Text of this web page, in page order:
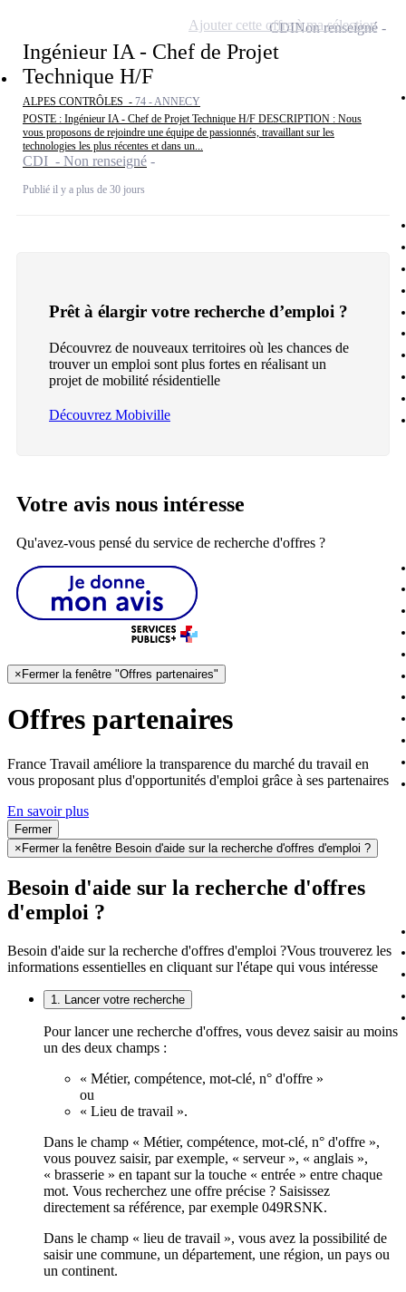
Ingénieur IA - Chef de Projet
Technique H/F
ALPES CONTRÔLES - 74 - ANNECY
POSTE : Ingénieur IA - Chef de Projet Technique H/F DESCRIPTION : Nous
vous proposons de rejoindre une équipe de passionnés, travaillant sur les
technologies les plus récentes et dans un...
CDI - Non renseigné
Publié il y a plus de 30 jours
CDINon renseigné
Ajouter cette offre à ma sélection
Prêt à élargir votre recherche d’emploi ?
Découvrez de nouveaux territoires où les chances de
trouver un emploi sont plus fortes en réalisant un
projet de mobilité résidentielle
Découvrez Mobiville
Votre avis nous intéresse
Qu'avez-vous pensé du service de recherche d'offres ?
× Fermer la fenêtre "Offres partenaires"
Offres partenaires
France Travail améliore la transparence du marché du travail en
vous proposant plus d'opportunités d'emploi grâce à ses partenaires
En savoir plus
Fermer
× Fermer la fenêtre Besoin d'aide sur la recherche d'offres d'emploi ?
Besoin d'aide sur la recherche d'offres
d'emploi ?
Besoin d'aide sur la recherche d'offres d'emploi ?Vous trouverez les
informations essentielles en cliquant sur l'étape qui vous intéresse
1. Lancer votre recherche
Pour lancer une recherche d'offres, vous devez saisir au moins
un des deux champs :
« Métier, compétence, mot-clé, n° d'offre »
ou
« Lieu de travail ».
Dans le champ « Métier, compétence, mot-clé, n° d'offre »,
vous pouvez saisir, par exemple, « serveur », « anglais »,
« brasserie » en tapant sur la touche « entrée » entre chaque
mot. Vous recherchez une offre précise ? Saisissez
directement sa référence, par exemple 049RSNK.
Dans le champ « lieu de travail », vous avez la possibilité de
saisir une commune, un département, une région, un pays ou
un continent.